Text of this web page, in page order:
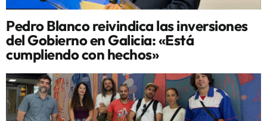
Pedro Blanco reivindica las inversiones
del Gobierno en Galicia: «Está
cumpliendo con hechos»